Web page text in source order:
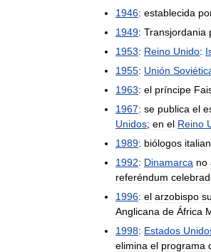
1946: establecida
1949: Transjordania
1953: Reino Unido:
1955: Unión
1963: el príncipe
1967: se publica el
Unidos; en el Reino
1989: biólogos
1992: Dinamarca no
referéndum
1996: el arzobispo
Anglicana de África
1998: Estados
elimina el programa